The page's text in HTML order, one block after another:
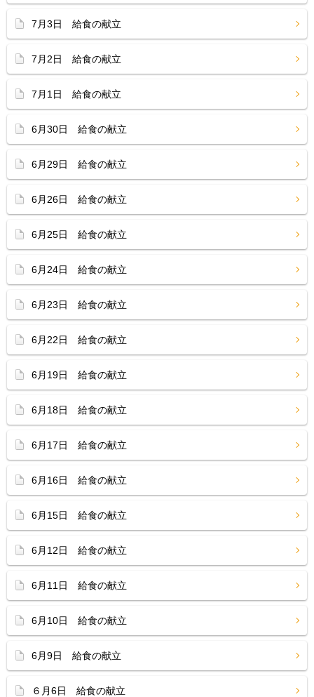
7月3日 給食の献立
7月2日 給食の献立
7月1日 給食の献立
6月30日 給食の献立
6月29日 給食の献立
6月26日 給食の献立
6月25日 給食の献立
6月24日 給食の献立
6月23日 給食の献立
6月22日 給食の献立
6月19日 給食の献立
6月18日 給食の献立
6月17日 給食の献立
6月16日 給食の献立
6月15日 給食の献立
6月12日 給食の献立
6月11日 給食の献立
6月10日 給食の献立
6月9日 給食の献立
６月6日 給食の献立